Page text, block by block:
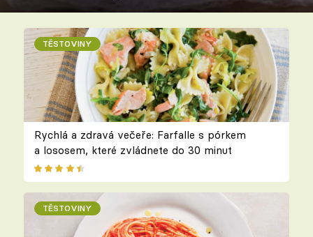
TĚSTOVINY
Rychlá a zdravá večeře: Farfalle s pórkem
a lososem, které zvládnete do 30 minut
TĚSTOVINY